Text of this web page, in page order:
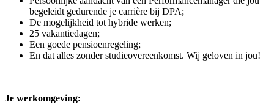
begeleidt gedurende je carrière bij DPA;
De mogelijkheid tot hybride werken;
25 vakantiedagen;
Een goede pensioenregeling;
En dat alles zonder studieovereenkomst. Wij geloven in jou!
Je werkomgeving: